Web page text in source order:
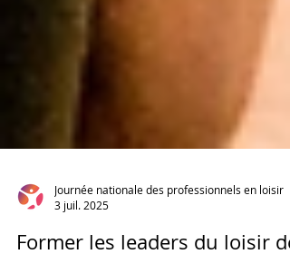
3 juil. 2025